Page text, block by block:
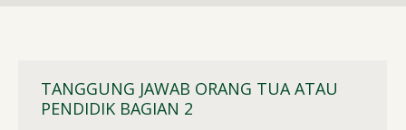
TANGGUNG JAWAB ORANG TUA ATAU
PENDIDIK BAGIAN 2